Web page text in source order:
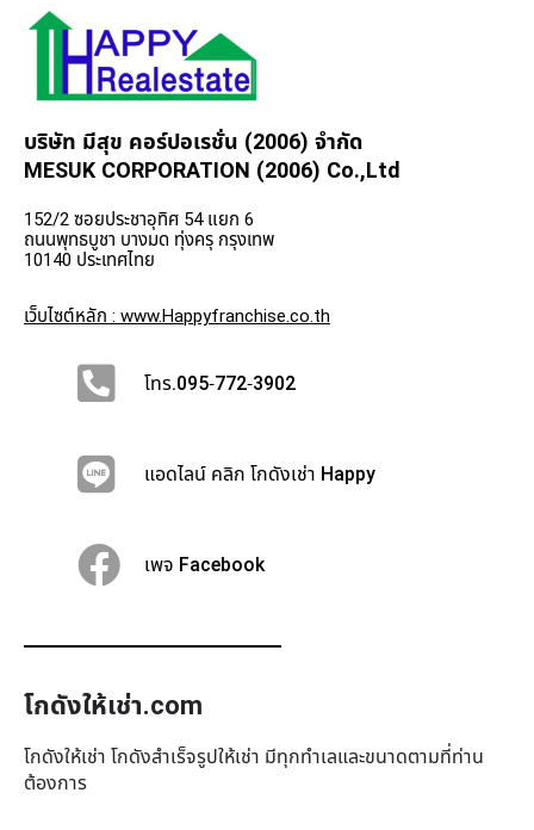
บริษัท มีสุข คอร์ปอเรชั่น (2006) จำกัด
MESUK CORPORATION (2006) Co.,Ltd
152/2 ซอยประชาอุทิศ 54 แยก 6
ถนนพุทธบูชา บางมด ทุ่งครุ กรุงเทพ
10140 ประเทศไทย
เว็บไซต์หลัก : www.Happyfranchise.co.th
โทร.095-772-3902
แอดไลน์ คลิก โกดังเช่า Happy
เพจ Facebook
โกดังให้เช่า.com
โกดังให้เช่า โกดังสำเร็จรูปให้เช่า มีทุกทำเล​และขนาดตามที่ท่าน
ต้องการ